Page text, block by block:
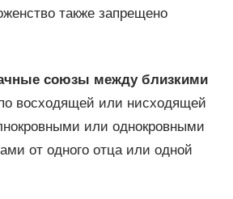
также запрещено
союзы между близкими
восходящей или нисходящей
или однокровными
от одного отца или одной